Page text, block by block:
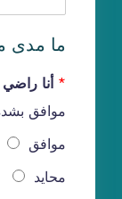
:ما مدى
أنا راضي عن جلسات الكوتشينج حتى الآن *
موافق
موافق
محايد